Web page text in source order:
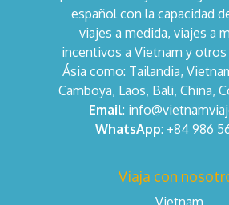
español con la capacidad
viajes a medida, viajes a
incentivos a Vietnam y
Ásia como: Tailandia,
Camboya, Laos, Bali, China,
Email:
WhatsApp: +84 986
Viaja con
Vietnam